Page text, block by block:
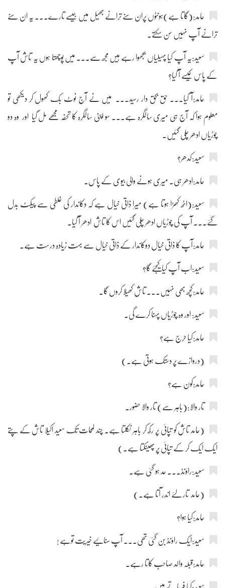
حامد:(گاتا ہے)ہونٹوں پران سنے ترانے جھیل میں جیسے تارے۔۔۔ یہ ان سنے
ترانے آپ نہیں سن سکتے۔
سعید:یہ آپ کیا پہیلیاں بجھوا رہے ہیں مجھ سے۔۔۔ میں پوچھتا ہوں یہ تاش آپ
کے پاس کیسے آ گیا؟
حامد:آ گیا۔۔۔ حق بحق دار رسید۔۔۔ میں نے آج نوٹ بک کھول کر دیکھی تو
معلوم ہوا کہ آج ہی میری سالگرہ ہے۔۔۔ سو اپنی سالگرہ کا تحفہ مجھے مل گیا اور وہ دو
چوڑیاں ادھر چلی گئیں۔
سعید:کدھر؟
حامد:ادھر ہی۔ میری ہونے والی بیوی کے پاس۔
سعید:(اٹھ کھڑا ہوتا ہے) میرا ذاتی خیال ہے کہ دکاندار کی غلطی سے پیکٹ بدل
گئے۔۔۔ آپ کی چوڑیاں ادھر چلی گئیں اس کا تاش ادھر آ گیا۔
حامد:آپ کا ذاتی خیال دوکاندار کے ذاتی خیال سے بہت زیادہ درست ہے۔
سعید:اب آپ کیا کیجئے گا؟
حامد:کچھ بھی نہیں۔۔۔ تاش کھیلا کروں گا۔
سعید: اور وہ چوڑیاں پہنا کرے گی۔
حامد:کیا حرج ہے؟
(دروازے پر دستک ہوتی ہے۔)
حامد:کون ہے؟
تار والا:(باہر سے) تار والا حضور۔
(حامد تاش کو تپائی پر رکھ کر باہر نکلتا ہے۔ چند لمحات تک سعید اکیلا تاش کے پتے
ایک ایک کر کے تپائی پر پھینکتا ہے۔)
سعید:راؤنڈ۔۔۔ حد ہو گئی ہے۔
(حامد تار لئے اندر آتا ہے۔)
حامد:کیا ہوا؟
سعید:ایک راؤنڈ بن گئی تھی۔۔۔ آپ سنائیے خیریت توہے !
حامد:قبلہ والد صاحب کاتا رہے۔